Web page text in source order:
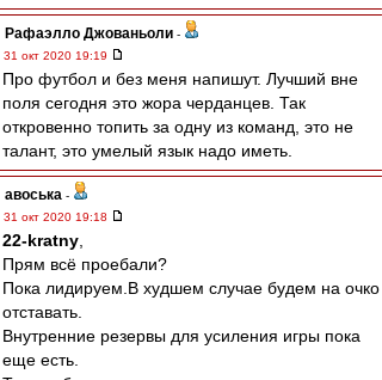
Рафаэлло Джованьоли -
31 окт 2020 19:19
Про футбол и без меня напишут. Лучший вне
поля сегодня это жора черданцев. Так
откровенно топить за одну из команд, это не
талант, это умелый язык надо иметь.
авоська -
31 окт 2020 19:18
22-kratny
Прям всё проебали?
Пока лидируем.В худшем случае будем на очко
отставать.
Внутренние резервы для усиления игры пока
еще есть.